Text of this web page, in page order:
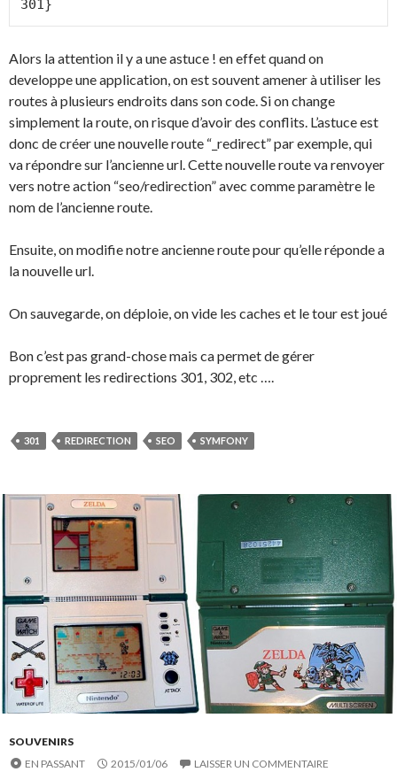
301}
Alors la attention il y a une astuce ! en effet quand on
developpe une application, on est souvent amener à utiliser les
routes à plusieurs endroits dans son code. Si on change
simplement la route, on risque d’avoir des conflits. L’astuce est
donc de créer une nouvelle route “_redirect” par exemple, qui
va répondre sur l’ancienne url. Cette nouvelle route va renvoyer
vers notre action “seo/redirection” avec comme paramètre le
nom de l’ancienne route.
Ensuite, on modifie notre ancienne route pour qu’elle réponde a
la nouvelle url.
On sauvegarde, on déploie, on vide les caches et le tour est joué
Bon c’est pas grand-chose mais ca permet de gérer
proprement les redirections 301, 302, etc ….
301 REDIRECTION SEO SYMFONY
SOUVENIRS
EN PASSANT
2015/01/06 LAISSER UN COMMENTAIRE